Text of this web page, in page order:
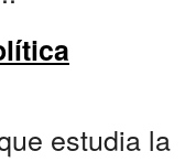
estudia la